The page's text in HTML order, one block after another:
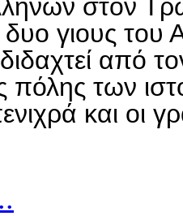
στον
γιους του
διδαχτεί από
πόλης των
και οι